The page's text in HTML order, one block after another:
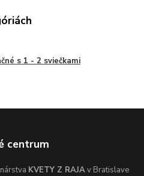
s 1 - 2 sviečkami
centrum
KVETY Z RAJAv Bratislave